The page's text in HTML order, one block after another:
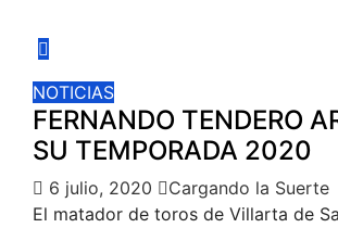
NOTICIAS
FERNANDO TENDERO
SU TEMPORADA 2020
6 julio, 2020
Cargando la Suerte
El matador de toros de Villarta de